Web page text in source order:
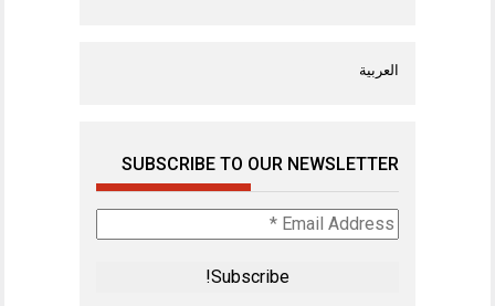
العربية
SUBSCRIBE TO OUR NEWSLETTER
Email
Address